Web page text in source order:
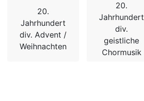
20.
Jahrhundert
div. Advent /
Weihnachten
20.
Jahrhundert
div.
geistliche
Chormusik